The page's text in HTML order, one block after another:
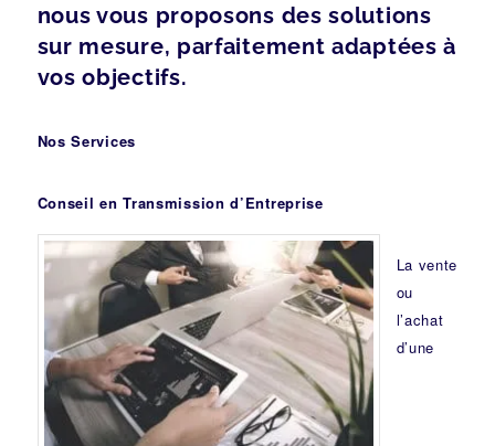
nous vous proposons des solutions
sur mesure, parfaitement adaptées à
vos objectifs.
Nos Services
Conseil en Transmission d’Entreprise
La vente
ou
l’achat
d’une